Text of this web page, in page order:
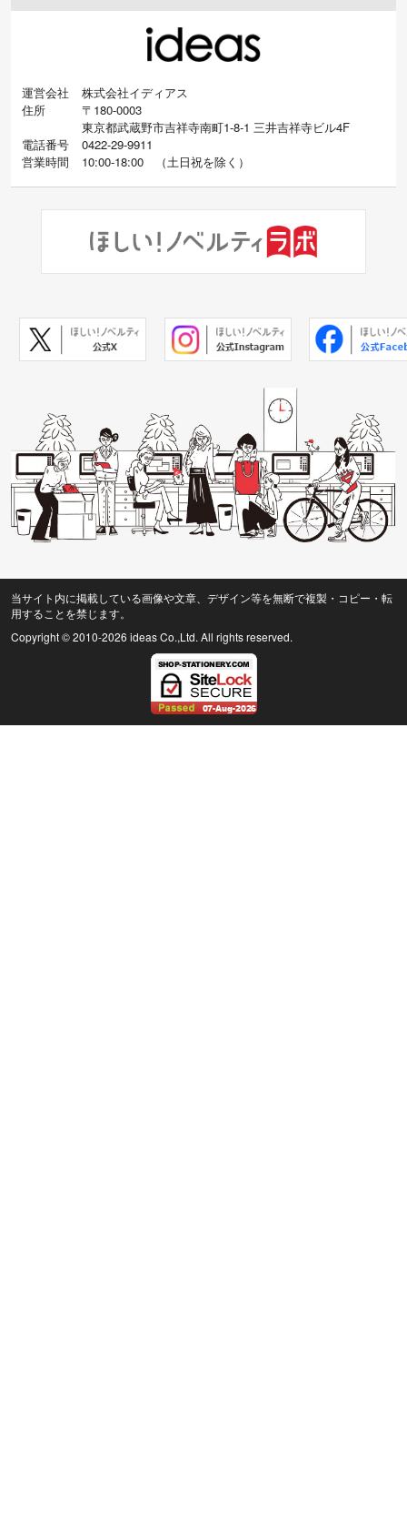
運営会社
株式会社イディアス
住所
〒180-0003
東京都武蔵野市吉祥寺南町1-8-1 三井吉祥寺ビル4F
電話番号
0422-29-9911
営業時間
10:00-18:00 （土日祝を除く）
当サイト内に掲載している画像や文章、デザイン等を無断で複製・コピー・転
用することを禁じます。
Copyright © 2010-2026 ideas Co.,Ltd. All rights reserved.